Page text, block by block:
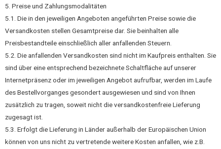
5. Preise und Zahlungsmodalitäten
5.1. Die in den jeweiligen Angeboten angeführten Preise sowie die
Versandkosten stellen Gesamtpreise dar. Sie beinhalten alle
Preisbestandteile einschließlich aller anfallenden Steuern.
5.2. Die anfallenden Versandkosten sind nicht im Kaufpreis enthalten. Sie
sind über eine entsprechend bezeichnete Schaltfläche auf unserer
Internetpräsenz oder im jeweiligen Angebot aufrufbar, werden im Laufe
des Bestellvorganges gesondert ausgewiesen und sind von Ihnen
zusätzlich zu tragen, soweit nicht die versandkostenfreie Lieferung
zugesagt ist.
5.3. Erfolgt die Lieferung in Länder außerhalb der Europäischen Union
können von uns nicht zu vertretende weitere Kosten anfallen, wie z.B.